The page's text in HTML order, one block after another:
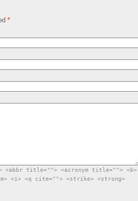
*
title=""> <acronym title=""> <b>
<i> <q cite=""> <strike> <strong>